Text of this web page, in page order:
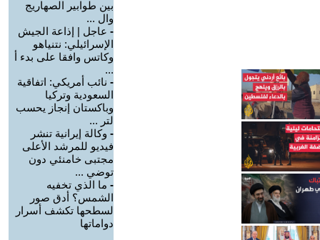
بين طوابير الصهاريج
وال ...
- عاجل | إذاعة الجيش
الإسرائيلي: نتنياهو
وكاتس وافقا على بدء أ
...
- نائب أمريكي: اتفاقية
السعودية وتركيا
وباكستان إنجاز يحسب
لتر ...
- وكالة إيرانية تنشر
فيديو للمرشد الأعلى
مجتبى خامنئي دون
توضي ...
- ما الذي تخفيه
الشمس؟ أدق صور
لسطحها تكشف أسرار
دواماتها